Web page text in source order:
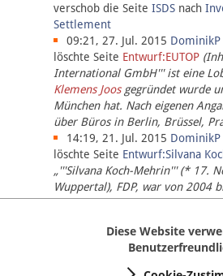
Impressum
verschob die Seite ISDS nach
Settlement
09:21, 27. Jul. 2015 DominikP
löschte Seite Entwurf:EUTOP
International GmbH''' ist eine
Klemens Joosgegründet wurde
München hat. Nach eigenen
über Büros in Berlin, Brüssel,
14:19, 21. Jul. 2015 DominikP
löschte Seite Entwurf:Silvana
„'''Silvana Koch-Mehrin''' (* 17.
Wuppertal), FDP, war von 2004
Europäischen Parlaments, seit
Diese Website